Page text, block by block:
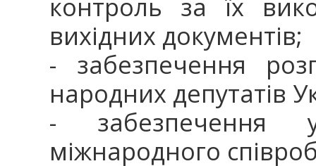
контроль за їх
вихідних документів;
- забезпечення
народних депутатів
- забезпечення
міжнародного